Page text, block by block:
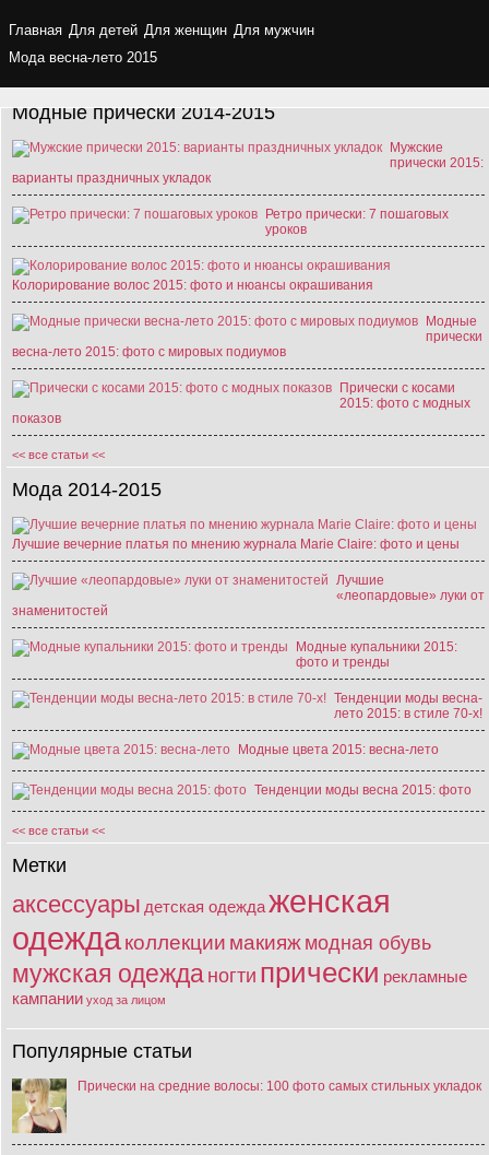
Главная Для детей Для женщин Для мужчин
Мода весна-лето 2015
Модные прически 2014-2015
Мужские
прически 2015:
варианты праздничных укладок
Ретро прически: 7 пошаговых
уроков
Колорирование волос 2015: фото и нюансы окрашивания
Модные
прически
весна-лето 2015: фото с мировых подиумов
Прически с косами
2015: фото с модных
показов
<< все статьи <<
Мода 2014-2015
Лучшие вечерние платья по мнению журнала Marie Claire: фото и цены
Лучшие
«леопардовые» луки от
знаменитостей
Модные купальники 2015:
фото и тренды
Тенденции моды весна-
лето 2015: в стиле 70-х!
Модные цвета 2015: весна-лето
Тенденции моды весна 2015: фото
<< все статьи <<
Метки
аксессуары детская одеждаженская
одеждаколлекции макияж модная обувь
мужская одежда ногти прически рекламные
кампании уход за лицом
Популярные статьи
Прически на средние волосы: 100 фото самых стильных укладок